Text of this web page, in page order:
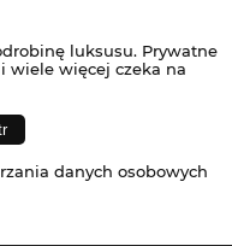
luksusu. Prywatne
wiele więcej czeka na
danych osobowych